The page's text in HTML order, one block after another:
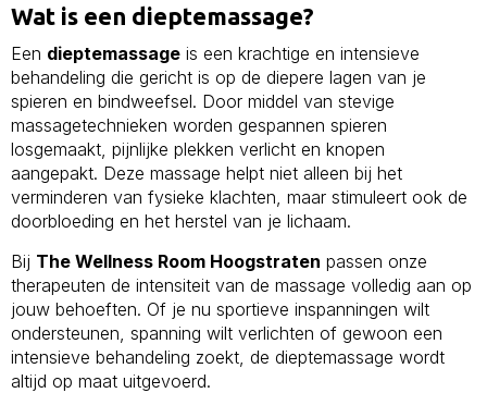
Wat is een dieptemassage?
Een dieptemassage is een krachtige en intensieve
behandeling die gericht is op de diepere lagen van je
spieren en bindweefsel. Door middel van stevige
massagetechnieken worden gespannen spieren
losgemaakt, pijnlijke plekken verlicht en knopen
aangepakt. Deze massage helpt niet alleen bij het
verminderen van fysieke klachten, maar stimuleert ook de
doorbloeding en het herstel van je lichaam.
Bij The Wellness Room Hoogstraten passen onze
therapeuten de intensiteit van de massage volledig aan op
jouw behoeften. Of je nu sportieve inspanningen wilt
ondersteunen, spanning wilt verlichten of gewoon een
intensieve behandeling zoekt, de dieptemassage wordt
altijd op maat uitgevoerd.